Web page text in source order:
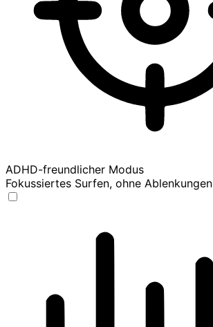
ADHD-freundlicher Modus
Fokussiertes Surfen, ohne Ablenkungen